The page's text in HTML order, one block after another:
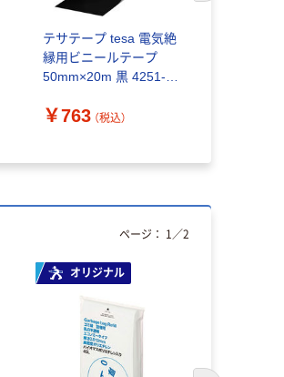
テサテープ tesa 電気絶
縁用ビニールテープ
50mm×20m 黒 4251-
8718（直送品）
￥763 （税込）
オリジナル
ページ： 1 ／2